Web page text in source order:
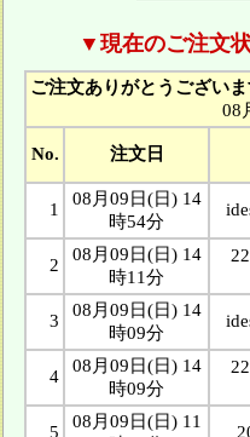
▼現在のご注文